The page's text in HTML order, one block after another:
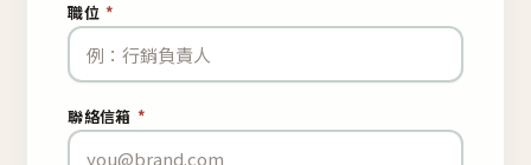
職位 *
聯絡信箱 *